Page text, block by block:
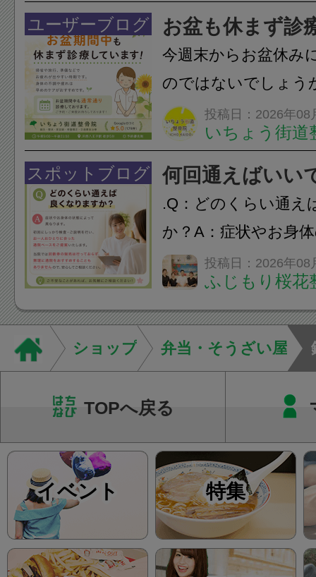
結！数多くの団体が
店街を舞台に最高の
ユーザーブログ お盆も休まず診
今週末からお盆休み
のではないでしょう
長時間の運転などで
痛・足の疲れが出や
いちょう街道整骨院
も通常通り診療して
みの...
投稿日：2026年08
いちょう街道
スポットブログ 何回通えばいい
.Q：どのくらい通え
か？A：症状やお身
異なります。初回に
ご説明を行い、お一
った通院ペースをご
す。当院では回数券
て...
投稿日：2026年08
ふじもり桜花
ショップ 弁当・そうざい屋
TOPへ戻る
イベント 特集